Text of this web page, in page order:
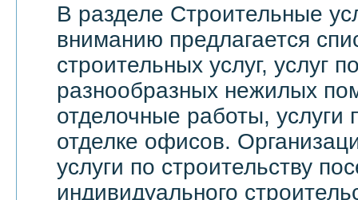
В разделе Строительные
вниманию предлагается
строительных услуг, услуг
разнообразных нежилых
отделочные работы, услуги
отделке офисов.
услуги по строительству
индивидуального